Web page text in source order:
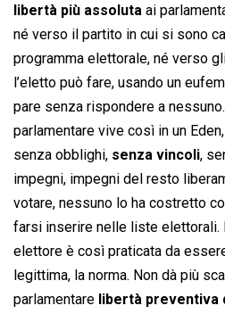
libertà più assoluta ai
né verso il partito in cui si sono
programma elettorale, né verso
l’eletto può fare, usando un
pare senza rispondere a
parlamentare vive così in un
senza obblighi, senza vincoli,
impegni, impegni del resto
votare, nessuno lo ha costretto
farsi inserire nelle liste elettorali.
elettore è così praticata da
legittima, la norma. Non dà più
parlamentare libertà preventiva